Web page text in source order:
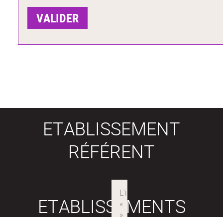
ETABLISSEMENT
RÉFÉRENT
ETABLISSEMENTS